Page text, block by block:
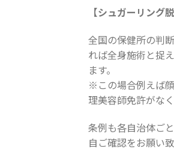
【シュガーリング
全国の保健所の判
れば全身施術と捉え
ます。
※この場合例えば
理美容師免許がな
条例も各自治体ご
自ご確認をお願い致